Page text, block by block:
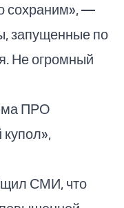
сохраним», —
запущенные по
Не огромный
ПРО
СМИ, что